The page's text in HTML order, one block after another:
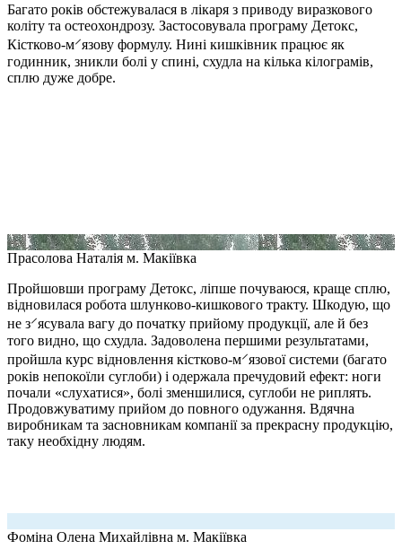
Багато років обстежувалася в лікаря з приводу виразкового
коліту та остеохондрозу. Застосовувала програму Детокс,
Кістково-м⸍язову формулу. Нині кишківник працює як
годинник, зникли болі у спині, схудла на кілька кілограмів,
сплю дуже добре.
Прасолова Наталія м. Макіївка
Пройшовши програму Детокс, ліпше почуваюся, краще сплю,
відновилася робота шлунково-кишкового тракту. Шкодую, що
не з⸍ясувала вагу до початку прийому продукції, але й без
того видно, що схудла. Задоволена першими результатами,
пройшла курс відновлення кістково-м⸍язової системи (багато
років непокоїли суглоби) і одержала пречудовий ефект: ноги
почали «слухатися», болі зменшилися, суглоби не риплять.
Продовжуватиму прийом до повного одужання. Вдячна
виробникам та засновникам компанії за прекрасну продукцію,
таку необхідну людям.
Фоміна Олена Михайлівна м. Макіївка